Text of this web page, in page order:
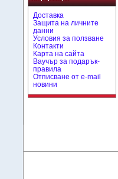
Доставка
Защита на личните
данни
Условия за ползване
Контакти
Карта на сайта
Ваучър за подарък-
правила
Отписване от e-mail
новини